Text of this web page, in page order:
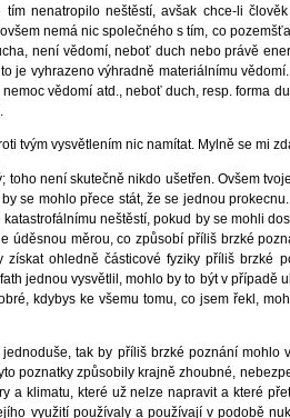
nenatropilo neštěstí, avšak chce-li
nemá nic společného s tím, co
není vědomí, neboť duch nebo právě
je vyhrazeno výhradně materiálnímu
vědomí atd., neboť duch, resp. forma
tvým vysvětlením nic namítat. Mylně se mi
toho není skutečně nikdo ušetřen. Ovšem
se mohlo přece stát, že se jednou
neštěstí, pokud by se mohli
úděsnou měrou, co způsobí příliš brzké
získat ohledně částicové fyziky příliš
jednou vysvětlil, mohlo by to být v
kdybys ke všemu tomu, co jsem řekl,
tak by příliš brzké poznání
poznatky způsobily krajně zhoubné,
a klimatu, které už nelze napravit a které
využití používaly a používají v podobě